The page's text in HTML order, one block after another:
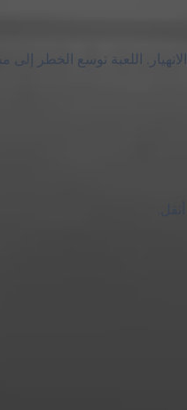
اللعبة توسع الخطر إلى